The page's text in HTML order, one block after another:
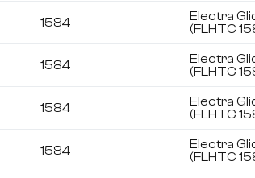
1584
Electra
(FLHTC
1584
Electra
(FLHTC
1584
Electra
(FLHTC
1584
Electra
(FLHTC